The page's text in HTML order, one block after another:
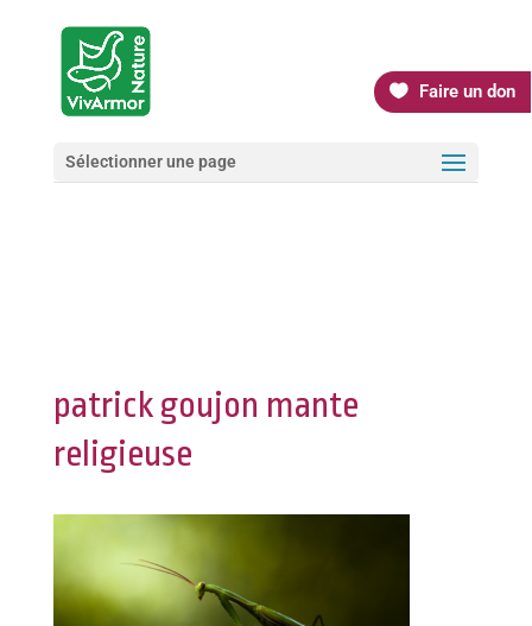
Faire un don
Sélectionner une page
patrick goujon mante
religieuse